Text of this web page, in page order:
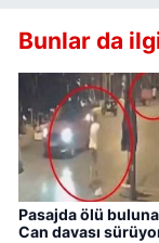
Bunlar da
Pasajda ölü
Can davası